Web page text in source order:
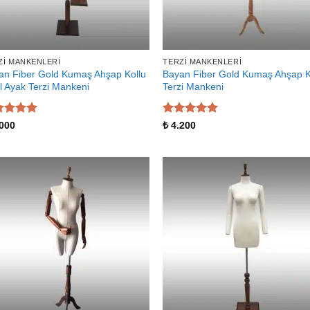
MANKENLERI
Fiber Gold Kumaş Ahşap Kollu
Ayak Terzi Mankeni
TERZI MANKENLERI
Bayan Fiber Gold Kumaş Ahşap
Terzi Mankeni
5 üzerinden
₺4.200